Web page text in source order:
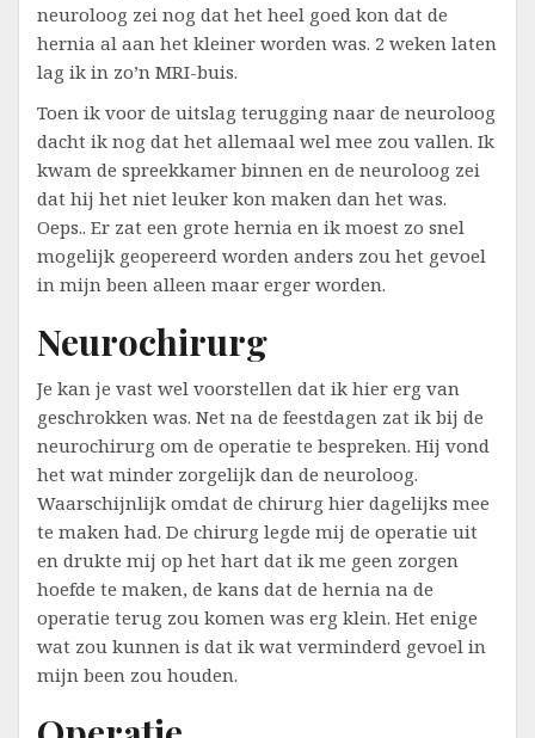
neuroloog zei nog dat het heel goed kon dat de
hernia al aan het kleiner worden was. 2 weken laten
lag ik in zo’n MRI-buis.
Toen ik voor de uitslag terugging naar de neuroloog
dacht ik nog dat het allemaal wel mee zou vallen. Ik
kwam de spreekkamer binnen en de neuroloog zei
dat hij het niet leuker kon maken dan het was.
Oeps.. Er zat een grote hernia en ik moest zo snel
mogelijk geopereerd worden anders zou het gevoel
in mijn been alleen maar erger worden.
Neurochirurg
Je kan je vast wel voorstellen dat ik hier erg van
geschrokken was. Net na de feestdagen zat ik bij de
neurochirurg om de operatie te bespreken. Hij vond
het wat minder zorgelijk dan de neuroloog.
Waarschijnlijk omdat de chirurg hier dagelijks mee
te maken had. De chirurg legde mij de operatie uit
en drukte mij op het hart dat ik me geen zorgen
hoefde te maken, de kans dat de hernia na de
operatie terug zou komen was erg klein. Het enige
wat zou kunnen is dat ik wat verminderd gevoel in
mijn been zou houden.